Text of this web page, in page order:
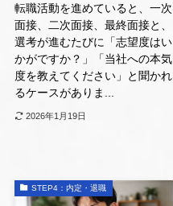
転職活動を進めていると、一次
面接、二次面接、最終面接と、
選考が進むたびに「志望度はい
かがですか？」「当社への本気
度を教えてください」と聞かれ
るケースがありま...
2026年1月19日
STEP4：内定・退職